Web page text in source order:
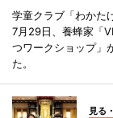
学童クラブ「わかた
7月29日、養蜂家「
つワークショップ」
た。
見る